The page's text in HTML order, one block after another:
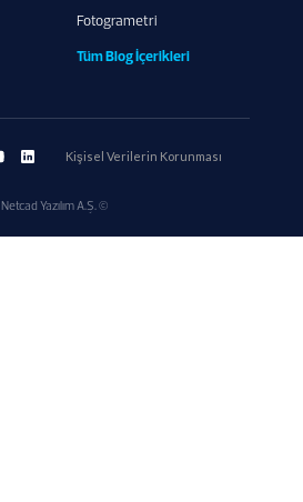
Fotogrametri
Tüm Blog İçerikleri
Kişisel Verilerin Korunması
Netcad Yazılım A.Ş. ©